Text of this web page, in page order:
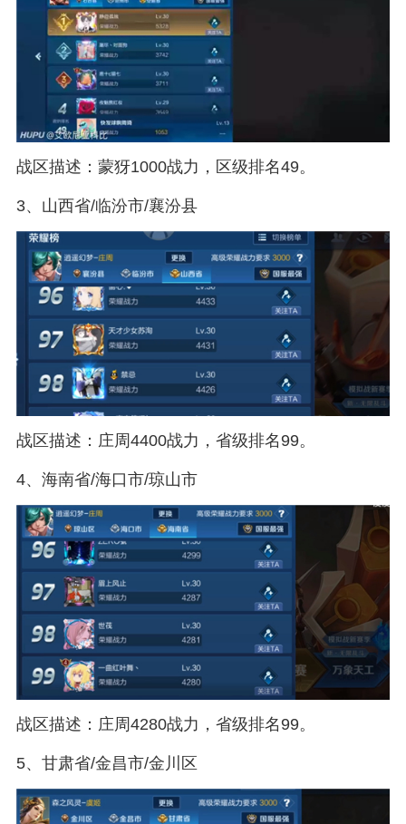
战区描述：蒙犽1000战力，区级排名49。
3、山西省/临汾市/襄汾县
战区描述：庄周4400战力，省级排名99。
4、海南省/海口市/琼山市
战区描述：庄周4280战力，省级排名99。
5、甘肃省/金昌市/金川区